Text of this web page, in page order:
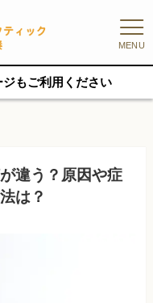
MENU
ジもご利用ください
違う？原因や症
は？